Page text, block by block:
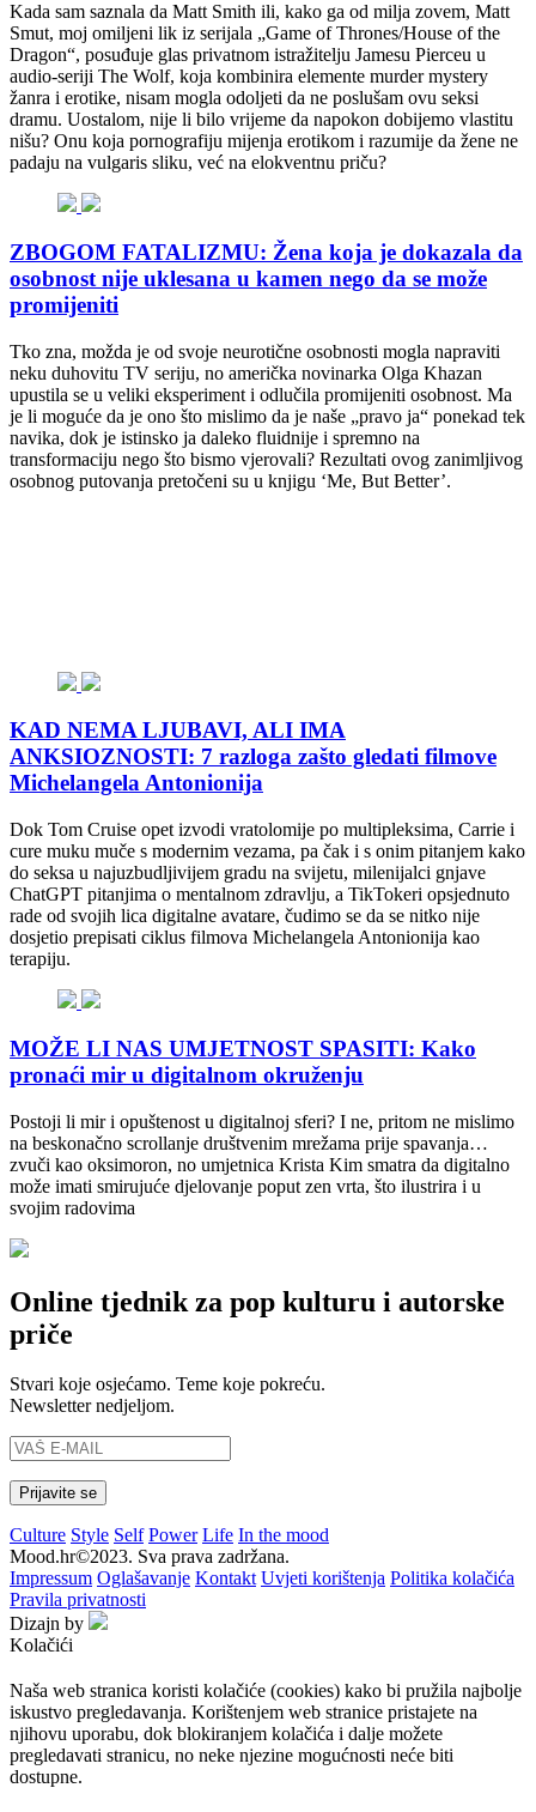
Kada sam saznala da Matt Smith ili, kako ga od milja zovem, Matt
Smut, moj omiljeni lik iz serijala „Game of Thrones/House of the
Dragon“, posuđuje glas privatnom istražitelju Jamesu Pierceu u
audio-seriji The Wolf, koja kombinira elemente murder mystery
žanra i erotike, nisam mogla odoljeti da ne poslušam ovu seksi
dramu. Uostalom, nije li bilo vrijeme da napokon dobijemo vlastitu
nišu? Onu koja pornografiju mijenja erotikom i razumije da žene ne
padaju na vulgaris sliku, već na elokventnu priču?
ZBOGOM FATALIZMU: Žena koja je dokazala da
osobnost nije uklesana u kamen nego da se može
promijeniti
Tko zna, možda je od svoje neurotične osobnosti mogla napraviti
neku duhovitu TV seriju, no američka novinarka Olga Khazan
upustila se u veliki eksperiment i odlučila promijeniti osobnost. Ma
je li moguće da je ono što mislimo da je naše „pravo ja“ ponekad tek
navika, dok je istinsko ja daleko fluidnije i spremno na
transformaciju nego što bismo vjerovali? Rezultati ovog zanimljivog
osobnog putovanja pretočeni su u knjigu ‘Me, But Better’.
KAD NEMA LJUBAVI, ALI IMA
ANKSIOZNOSTI: 7 razloga zašto gledati filmove
Michelangela Antonionija
Dok Tom Cruise opet izvodi vratolomije po multipleksima, Carrie i
cure muku muče s modernim vezama, pa čak i s onim pitanjem kako
do seksa u najuzbudljivijem gradu na svijetu, milenijalci gnjave
ChatGPT pitanjima o mentalnom zdravlju, a TikTokeri opsjednuto
rade od svojih lica digitalne avatare, čudimo se da se nitko nije
dosjetio prepisati ciklus filmova Michelangela Antonionija kao
terapiju.
MOŽE LI NAS UMJETNOST SPASITI: Kako
pronaći mir u digitalnom okruženju
Postoji li mir i opuštenost u digitalnoj sferi? I ne, pritom ne mislimo
na beskonačno scrollanje društvenim mrežama prije spavanja…
zvuči kao oksimoron, no umjetnica Krista Kim smatra da digitalno
može imati smirujuće djelovanje poput zen vrta, što ilustrira i u
svojim radovima
Online tjednik za pop kulturu i autorske
priče
Stvari koje osjećamo. Teme koje pokreću.
Newsletter nedjeljom.
Culture Style Self Power Life In the mood
Mood.hr©2023. Sva prava zadržana.
Impressum Oglašavanje Kontakt Uvjeti korištenja Politika kolačića
Pravila privatnosti
Dizajn by
Kolačići
Naša web stranica koristi kolačiće (cookies) kako bi pružila najbolje
iskustvo pregledavanja. Korištenjem web stranice pristajete na
njihovu uporabu, dok blokiranjem kolačića i dalje možete
pregledavati stranicu, no neke njezine mogućnosti neće biti
dostupne.